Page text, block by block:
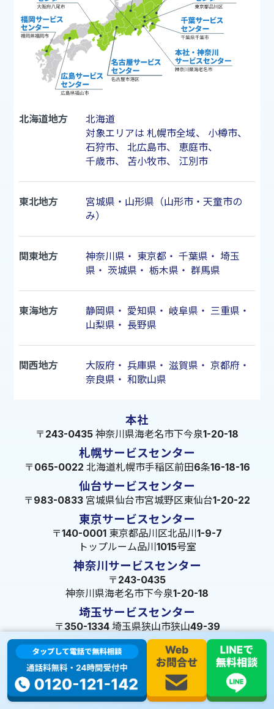
北海道地方
北海道
対象エリアは 札幌市全域、 小樽市、
石狩市、 北広島市、 恵庭市、
千歳市、 苫小牧市、 江別市
東北地方
宮城県・山形県（山形市・天童市の
み）
関東地方 神奈川県 ・ 東京都・ 千葉県 ・ 埼玉
県 ・ 茨城県 ・ 栃木県 ・ 群馬県
東海地方 静岡県 ・ 愛知県 ・ 岐阜県 ・ 三重県 ・
山梨県 ・ 長野県
関西地方 大阪府 ・ 兵庫県 ・ 滋賀県 ・ 京都府 ・
奈良県 ・ 和歌山県
本社
〒243-0435 神奈川県海老名市下今泉1-20-18
札幌サービスセンター
〒065-0022 北海道札幌市手稲区前田6条16-18-16
仙台サービスセンター
〒983-0833 宮城県仙台市宮城野区東仙台1-20-22
東京サービスセンター
〒140-0001 東京都品川区北品川1-9-7
トップルーム品川1015号室
神奈川サービスセンター
〒243-0435
神奈川県海老名市下今泉1-20-18
埼玉サービスセンター
〒350-1334 埼玉県狭山市狭山49-39
千葉サービスセンター
〒264-0016
千葉県千葉市若葉区大宮町1288-7
茨城サービスセンター